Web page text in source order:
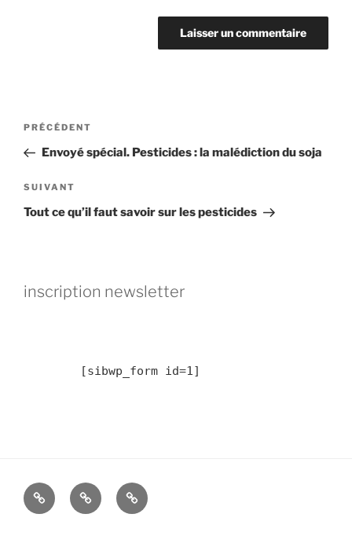
Navigation
l’article
Article
précédent
PRÉCÉDENT
Envoyé spécial. Pesticides : la malédiction du soja
Article
suivant
SUIVANT
Tout ce qu’il faut savoir sur les pesticides
inscription newsletter
	[sibwp_form id=1]
2019
:
résidence
Livron
Résidence
d’avril